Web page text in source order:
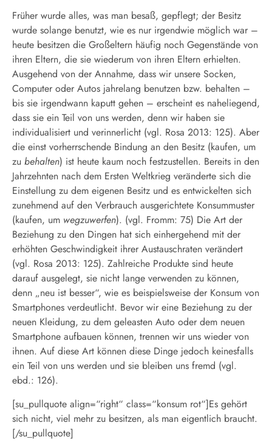
Früher wurde alles, was man besaß, gepflegt; der Besitz
wurde solange benutzt, wie es nur irgendwie möglich war –
heute besitzen die Großeltern häufig noch Gegenstände von
ihren Eltern, die sie wiederum von ihren Eltern erhielten.
Ausgehend von der Annahme, dass wir unsere Socken,
Computer oder Autos jahrelang benutzen bzw. behalten –
bis sie irgendwann kaputt gehen – erscheint es naheliegend,
dass sie ein Teil von uns werden, denn wir haben sie
individualisiert und verinnerlicht (vgl. Rosa 2013: 125). Aber
die einst vorherrschende Bindung an den Besitz (kaufen, um
zu behalten) ist heute kaum noch festzustellen. Bereits in den
Jahrzehnten nach dem Ersten Weltkrieg veränderte sich die
Einstellung zu dem eigenen Besitz und es entwickelten sich
zunehmend auf den Verbrauch ausgerichtete Konsummuster
(kaufen, um wegzuwerfen). (vgl. Fromm: 75) Die Art der
Beziehung zu den Dingen hat sich einhergehend mit der
erhöhten Geschwindigkeit ihrer Austauschraten verändert
(vgl. Rosa 2013: 125). Zahlreiche Produkte sind heute
darauf ausgelegt, sie nicht lange verwenden zu können,
denn „neu ist besser“, wie es beispielsweise der Konsum von
Smartphones verdeutlicht. Bevor wir eine Beziehung zu der
neuen Kleidung, zu dem geleasten Auto oder dem neuen
Smartphone aufbauen können, trennen wir uns wieder von
ihnen. Auf diese Art können diese Dinge jedoch keinesfalls
ein Teil von uns werden und sie bleiben uns fremd (vgl.
ebd.: 126).
[su_pullquote align=“right“ class=“konsum rot“]Es gehört
sich nicht, viel mehr zu besitzen, als man eigentlich braucht.
[/su_pullquote]